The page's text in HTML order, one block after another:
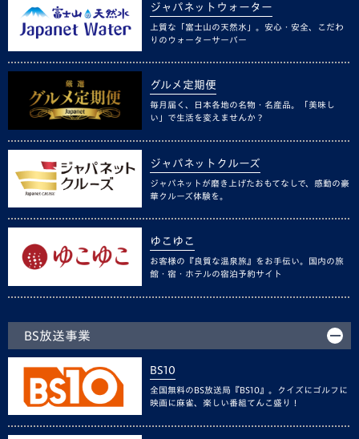
ジャパネットウォーター
上質な「富士山の天然水」。安心・安全、こだわ
りのウォーターサーバー
グルメ定期便
毎月届く、日本各地の名物・名産品。「美味し
い」で生活を変えませんか？
ジャパネットクルーズ
ジャパネットが磨き上げたおもてなしで、感動の豪
華クルーズ体験を。
ゆこゆこ
お客様の『良質な温泉旅』をお手伝い。国内の旅
館・宿・ホテルの宿泊予約サイト
BS放送事業
BS10
全国無料のBS放送局『BS10』。クイズにゴルフに
映画に麻雀、楽しい番組てんこ盛り！